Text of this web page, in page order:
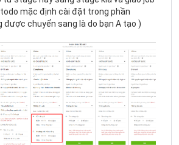
mặc định cài đặt trong phần
chuyển sang là do bạn A tạo )